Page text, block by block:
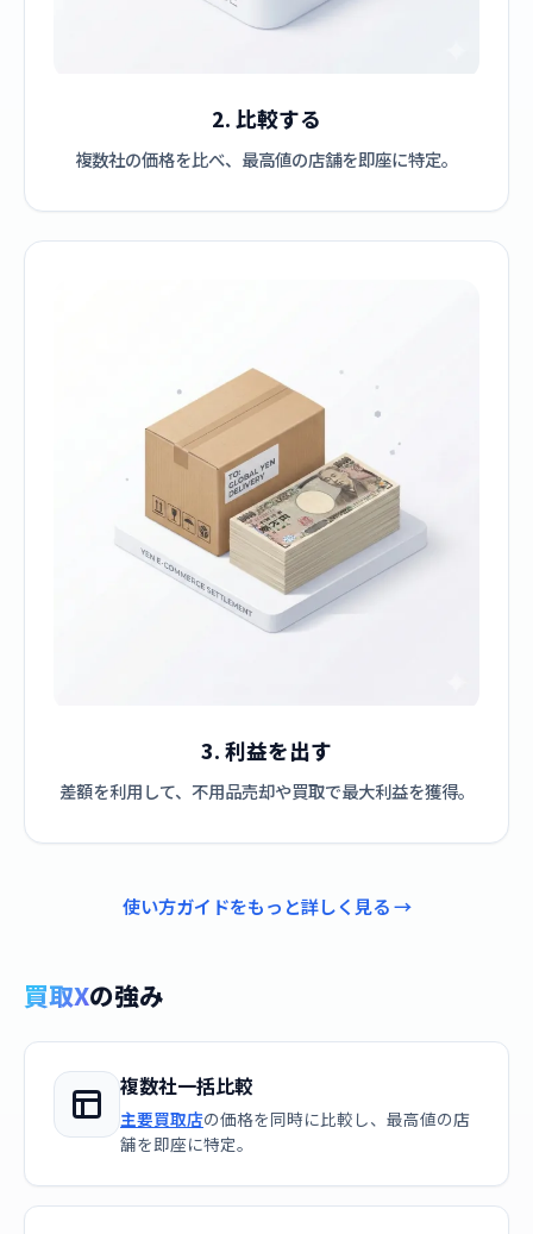
2. 比較する
複数社の価格を比べ、最高値の店舗を即座に特定。
3. 利益を出す
差額を利用して、不用品売却や買取で最大利益を獲得。
使い方ガイドをもっと詳しく見る →
買取Xの強み
複数社一括比較
主要買取店の価格を同時に比較し、最高値の店
舗を即座に特定。